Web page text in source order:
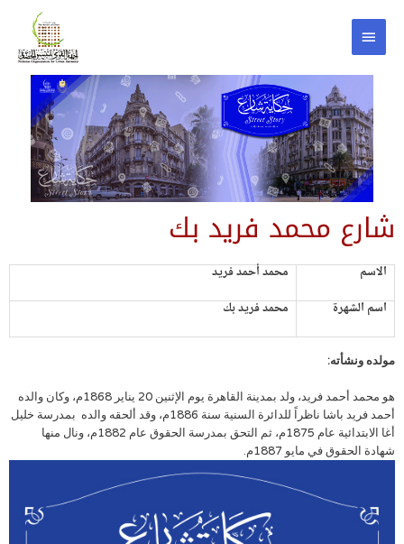
شارع محمد فريد بك
الاسم
محمد أحمد فريد
اسم الشهرة
محمد فريد بك
مولده ونشأته:
هو محمد أحمد فريد، ولد بمدينة القاهرة يوم الإثنين 20 يناير 1868م، وكان والده
أحمد فريد باشا ناظراً للدائرة السنية سنة 1886م، وقد ألحقه والده بمدرسة خليل
أغا الابتدائية عام 1875م، ثم التحق بمدرسة الحقوق عام 1882م، ونال منها
شهادة الحقوق في مايو 1887م.